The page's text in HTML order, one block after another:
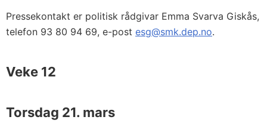
Pressekontakt er politisk rådgivar Emma Svarva Giskås,
telefon 93 80 94 69, e-post esg@smk.dep.no.
Veke 12
Torsdag 21. mars